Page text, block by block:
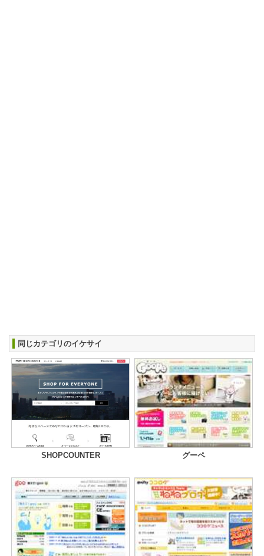
同じカテゴリのイケサイ
SHOPCOUNTER グーペ